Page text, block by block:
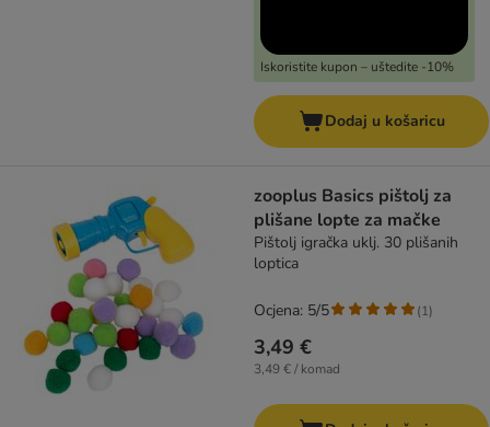
Iskoristite kupon – uštedite -10%
Dodaj u košaricu
zooplus Basics pištolj za
plišane lopte za mačke
Pištolj igračka uklj. 30 plišanih
loptica
3,49 €
3,49 € / komad
Ocjena: 5/5 (1)